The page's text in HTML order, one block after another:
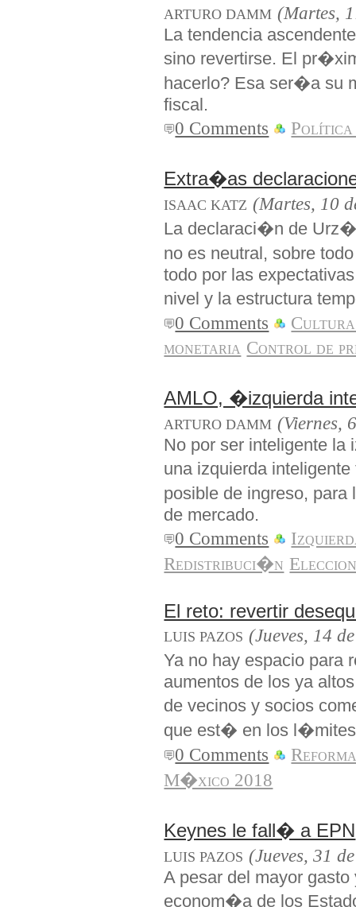
ARTURO DAMM (Martes,
La tendencia
sino revertirse. El
hacerlo? Esa ser�a su
fiscal.
0 Comments
Extra�as
ISAAC KATZ (Martes, 10
La declaraci�n de
no es neutral, sobre
todo por las
nivel y la estructura
0 Comments
Cultura
monetaria Control de
AMLO, �izquierda
ARTURO DAMM (Viernes,
No por ser inteligente la
una izquierda
posible de ingreso,
de mercado.
0 Comments
Redistribuci�n
El reto: revertir
LUIS PAZOS (Jueves, 14
Ya no hay espacio para
aumentos de los ya
de vecinos y socios
que est� en los
0 Comments
M�xico 2018
Keynes le fall� a EPN
LUIS PAZOS (Jueves, 31
A pesar del mayor
econom�a de los